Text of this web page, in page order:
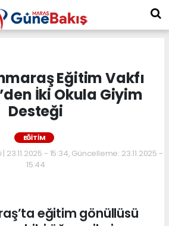
Eğitim Vakfı
İki Okula Giyim
Desteği
EĞITIM
- 15:34, Güncelleme: 23.11.2025 -
15:44
eğitim gönüllüsü